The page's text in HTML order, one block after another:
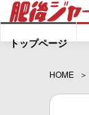
トップページ
HOME